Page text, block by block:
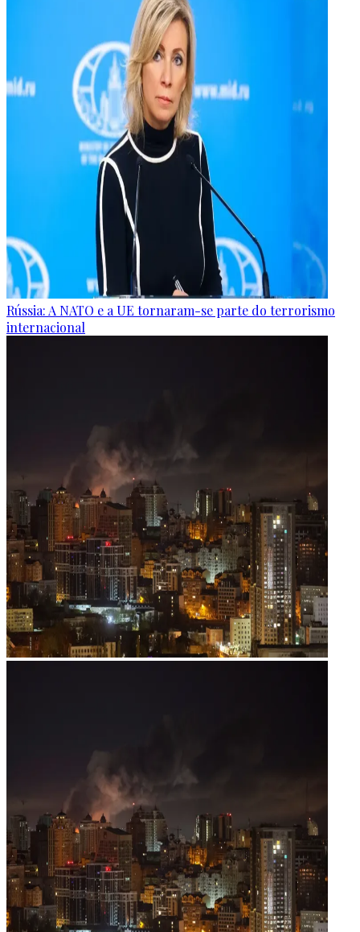
Rússia: A NATO e a UE tornaram-se parte do terrorismo
internacional